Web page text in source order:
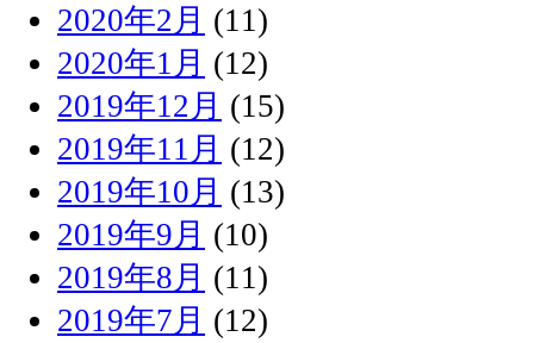
2020年2月 (11)
2020年1月 (12)
2019年12月 (15)
2019年11月 (12)
2019年10月 (13)
2019年9月 (10)
2019年8月 (11)
2019年7月 (12)